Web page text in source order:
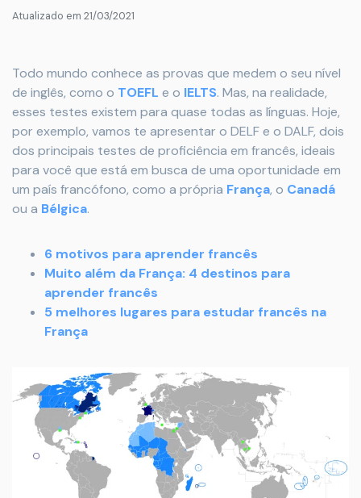
Atualizado em 21/03/2021
Todo mundo conhece as provas que medem o seu nível
de inglês, como o TOEFL e o IELTS. Mas, na realidade,
esses testes existem para quase todas as línguas. Hoje,
por exemplo, vamos te apresentar o DELF e o DALF, dois
dos principais testes de proficiência em francês, ideais
para você que está em busca de uma oportunidade em
um país francófono, como a própria França, o Canadá
ou a Bélgica.
6 motivos para aprender francês
Muito além da França: 4 destinos para
aprender francês
5 melhores lugares para estudar francês na
França